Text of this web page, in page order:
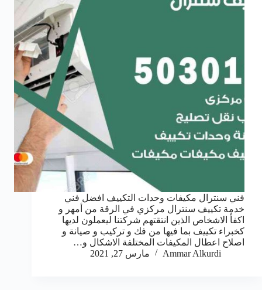
فني سنترال مكيفات وحدات التكييف افضل فني
خدمة تكييف سنترال مركزي في الرقة من أمهر و
اكفأ الاشخاص الذين انتقتهم شركتنا ليعملون لديها
كخبراء تكييف بما فيها من فك و تركيب و صيانة و
اصلاح اعطال المكيفات المختلفة الاشكال و…
Ammar Alkurdi
مارس 27, 2021